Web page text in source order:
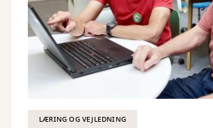
LÆRING OG VEJLEDNING